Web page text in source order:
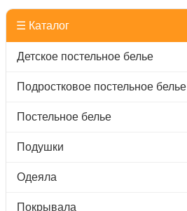
☰ Каталог
Детское постельное белье
Подростковое постельное белье
Постельное белье
Подушки
Одеяла
Покрывала